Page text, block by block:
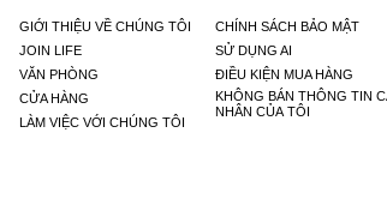
GIỚI THIỆU VỀ CHÚNG TÔI
JOIN LIFE
VĂN PHÒNG
CỬA HÀNG
LÀM VIỆC VỚI CHÚNG TÔI
CHÍNH SÁCH BẢO MẬT
SỬ DỤNG AI
ĐIỀU KIỆN MUA HÀNG
KHÔNG BÁN THÔNG TIN
NHÂN CỦA TÔI